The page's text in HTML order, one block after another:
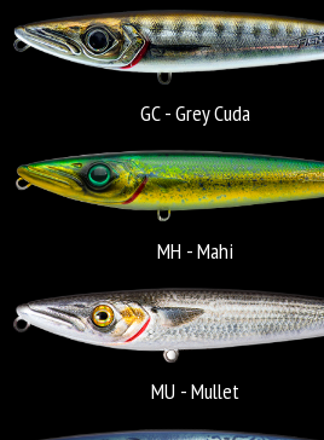
GC - Grey Cuda
MH - Mahi
MU - Mullet